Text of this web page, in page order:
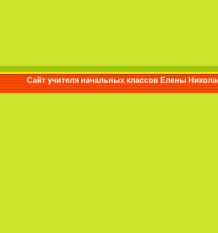
Сайт учителя начальных классов Елены